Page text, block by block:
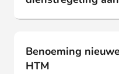
Persbericht 08 feb.
Benoeming
HTM